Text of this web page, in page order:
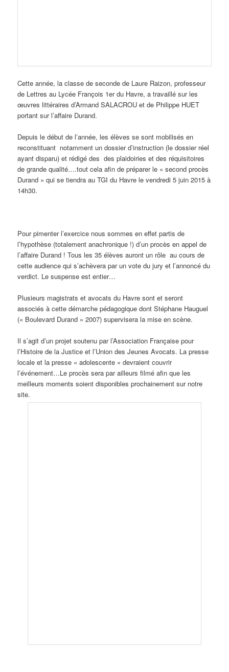
Cette année, la classe de seconde de Laure Raizon, professeur
de Lettres au Lycée François 1er du Havre, a travaillé sur les
œuvres littéraires d’Armand SALACROU et de Philippe HUET
portant sur l’affaire Durand.
Depuis le début de l’année, les élèves se sont mobilisés en
reconstituant notamment un dossier d’instruction (le dossier réel
ayant disparu) et rédigé des des plaidoiries et des réquisitoires
de grande qualité….tout cela afin de préparer le « second procès
Durand » qui se tiendra au TGI du Havre le vendredi 5 juin 2015 à
14h30.
Pour pimenter l’exercice nous sommes en effet partis de
l’hypothèse (totalement anachronique !) d’un procès en appel de
l’affaire Durand ! Tous les 35 élèves auront un rôle au cours de
cette audience qui s’achèvera par un vote du jury et l’annoncé du
verdict. Le suspense est entier…
Plusieurs magistrats et avocats du Havre sont et seront
associés à cette démarche pédagogique dont Stéphane Hauguel
(« Boulevard Durand » 2007) supervisera la mise en scène.
Il s’agit d’un projet soutenu par l’Association Française pour
l’Histoire de la Justice et l’Union des Jeunes Avocats. La presse
locale et la presse « adolescente » devraient couvrir
l’événement…Le procès sera par ailleurs filmé afin que les
meilleurs moments soient disponibles prochainement sur notre
site.